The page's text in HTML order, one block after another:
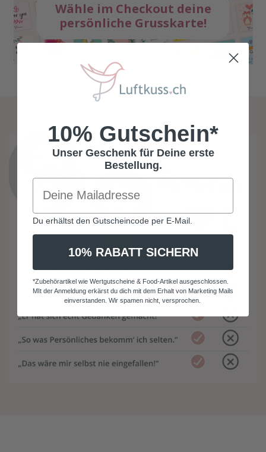
Wähle im Checkout deine
persönliche Grusskarte!
10% Gutschein*
Unser Geschenk für Deine erste
Bestellung.
Du erhältst den Gutscheincode per E-Mail.
10% RABATT SICHERN
*Zubehörartikel wie Wertgutscheine & Food-Artikel ausgeschlossen.
MIt der Anmeldung erkärst du dich mit dem Erhalt von Marketing Mails
einverstanden. Wir spamen nicht, versprochen.